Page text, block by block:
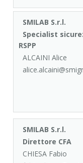
SMILAB S.r.l.
Specialist
RSPP
ALCAINI Alice
SMILAB S.r.l.
Direttore CFA
CHIESA Fabio